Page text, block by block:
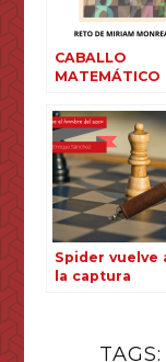
CABALLO
MATEMÁTICO
Spider vuelve
la captura
TAGS: